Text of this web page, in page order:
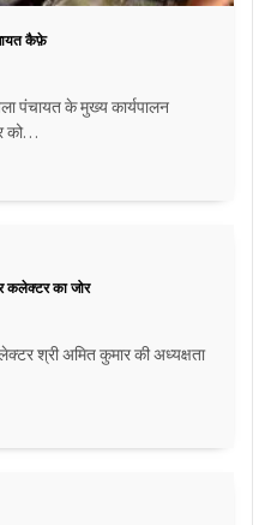
कैफ़े
पंचायत के मुख्य कार्यपालन
को…
कलेक्टर का जोर
श्री अमित कुमार की अध्यक्षता